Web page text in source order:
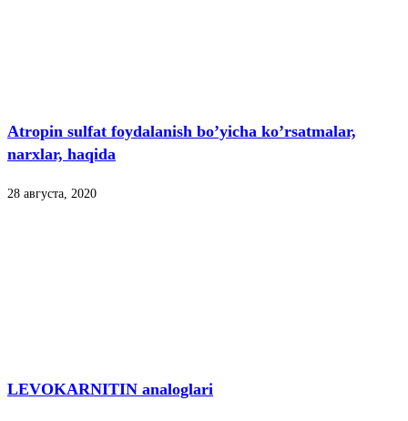
Atropin sulfat foydalanish bo’yicha ko’rsatmalar,
narxlar, haqida
28 августа, 2020
LEVOKARNITIN analoglari